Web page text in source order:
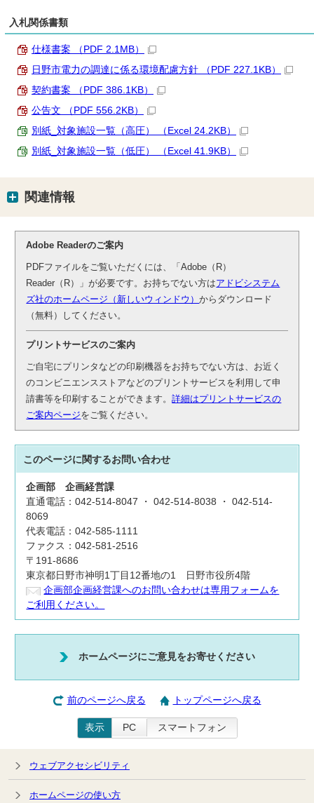
入札関係書類
仕様書案 （PDF 2.1MB）
日野市電力の調達に係る環境配慮方針 （PDF 227.1KB）
契約書案 （PDF 386.1KB）
公告文 （PDF 556.2KB）
別紙_対象施設一覧（高圧） （Excel 24.2KB）
別紙_対象施設一覧（低圧） （Excel 41.9KB）
関連情報
Adobe Readerのご案内
PDFファイルをご覧いただくには、「Adobe（R）
Reader（R）」が必要です。お持ちでない方はアドビシステム
ズ社のホームページ（新しいウィンドウ）からダウンロード
（無料）してください。
プリントサービスのご案内
ご自宅にプリンタなどの印刷機器をお持ちでない方は、お近く
のコンビニエンスストアなどのプリントサービスを利用して申
請書等を印刷することができます。詳細はプリントサービスの
ご案内ページをご覧ください。
このページに関するお問い合わせ
企画部企画経営課
直通電話：042-514-8047 ・ 042-514-8038 ・ 042-514-
8069
代表電話：042-585-1111
ファクス：042-581-2516
〒191-8686
東京都日野市神明1丁目12番地の1 日野市役所4階
企画部企画経営課へのお問い合わせは専用フォームを
ご利用ください。
ホームページにご意見をお寄せください
前のページへ戻る トップページへ戻る
表示 PC スマートフォン
ウェブアクセシビリティ
ホームページの使い方